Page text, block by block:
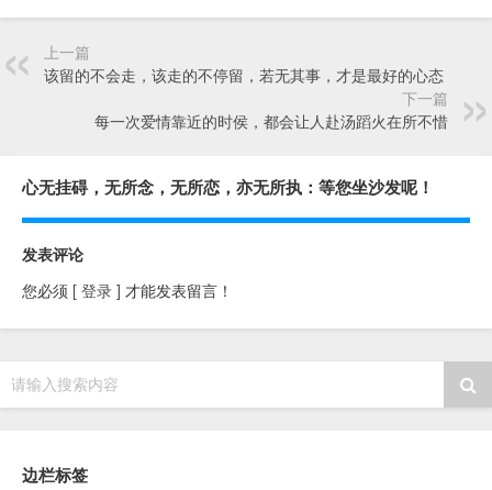
上一篇
该留的不会走，该走的不停留，若无其事，才是最好的心态
下一篇
每一次爱情靠近的时侯，都会让人赴汤蹈火在所不惜
心无挂碍，无所念，无所恋，亦无所执：等您坐沙发呢！
发表评论
您必须 [ 登录 ] 才能发表留言！
请输入搜索内容
边栏标签